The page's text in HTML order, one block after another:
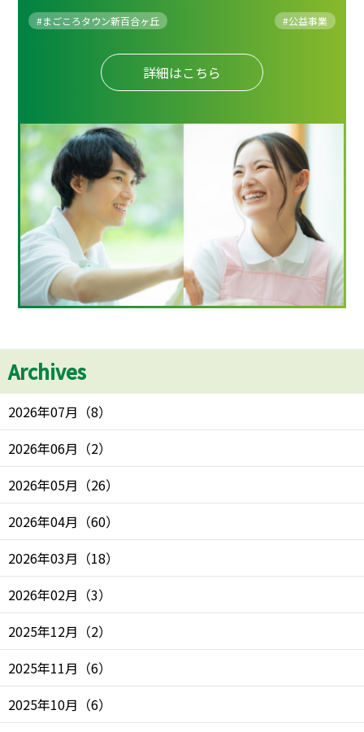
#まごころタウン新百合ヶ丘 #公益事業
詳細はこちら
Archives
2026年07月 （8）
2026年06月 （2）
2026年05月 （26）
2026年04月 （60）
2026年03月 （18）
2026年02月 （3）
2025年12月 （2）
2025年11月 （6）
2025年10月 （6）